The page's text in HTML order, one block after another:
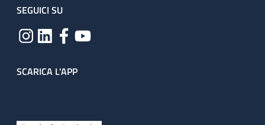
SEGUICI SU
SCARICA L'APP